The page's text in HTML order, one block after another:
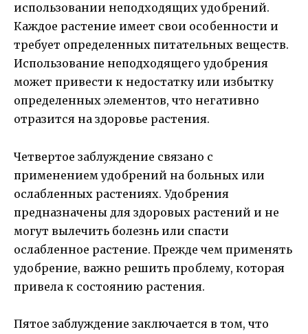
использовании неподходящих удобрений.
Каждое растение имеет свои особенности и
требует определенных питательных веществ.
Использование неподходящего удобрения
может привести к недостатку или избытку
определенных элементов, что негативно
отразится на здоровье растения.
Четвертое заблуждение связано с
применением удобрений на больных или
ослабленных растениях. Удобрения
предназначены для здоровых растений и не
могут вылечить болезнь или спасти
ослабленное растение. Прежде чем применять
удобрение, важно решить проблему, которая
привела к состоянию растения.
Пятое заблуждение заключается в том, что